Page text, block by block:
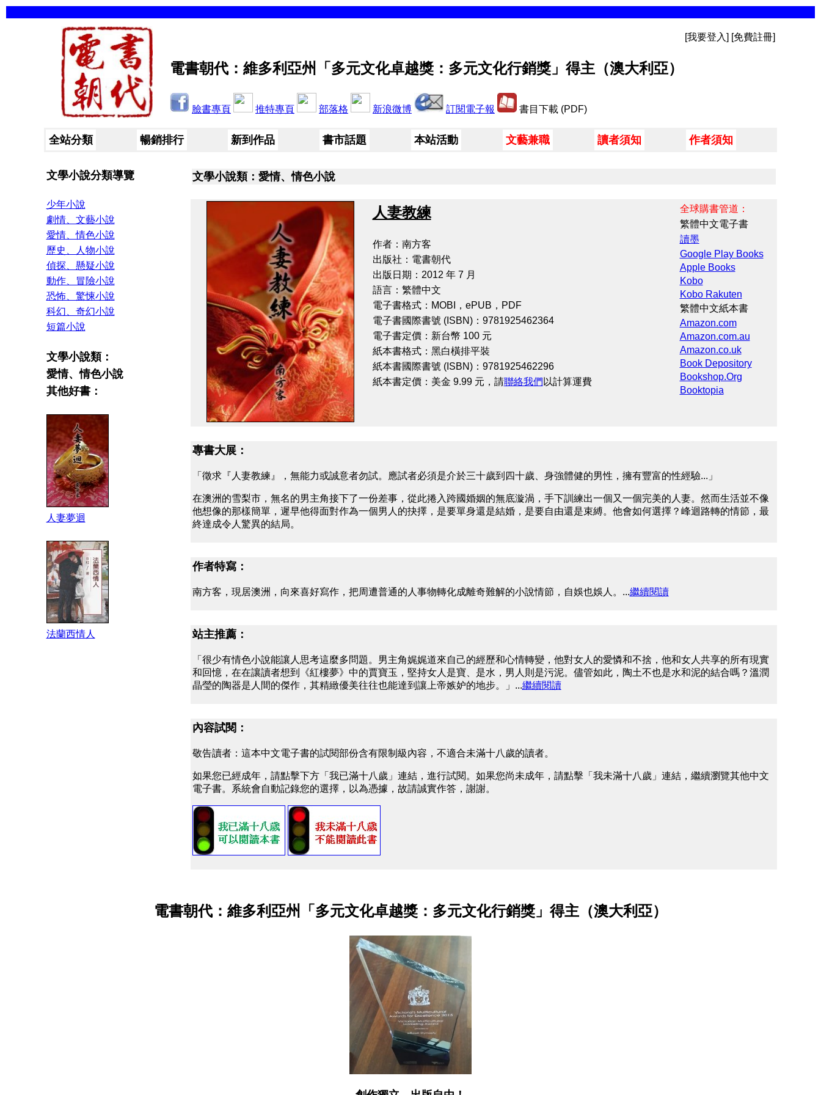
[我要登入] [免費註冊]
電書朝代：維多利亞州「多元文化卓越獎：多元文化行銷獎」得主（澳大利亞）
臉書專頁 推特專頁 部落格 新浪微博 訂閱電子報 書目下載 (PDF)
全站分類 暢銷排行 新到作品 書市話題 本站活動 文藝兼職 讀者須知 作者須知
文學小說分類導覽
少年小說
劇情、文藝小說
愛情、情色小說
歷史、人物小說
偵探、懸疑小說
動作、冒險小說
恐怖、驚悚小說
科幻、奇幻小說
短篇小說
文學小說類：
愛情、情色小說
其他好書：
人妻夢迴
法蘭西情人
文學小說類：愛情、情色小說
人妻教練
作者：南方客
出版社：電書朝代
出版日期：2012 年 7 月
語言：繁體中文
電子書格式：MOBI，ePUB，PDF
電子書國際書號 (ISBN)：9781925462364
電子書定價：新台幣 100 元
紙本書格式：黑白橫排平裝
紙本書國際書號 (ISBN)：9781925462296
紙本書定價：美金 9.99 元，請聯絡我們 以計算運費
全球購書管道：
繁體中文電子書
讀墨
Google Play Books
Apple Books
Kobo
Kobo Rakuten
繁體中文紙本書
Amazon.com
Amazon.com.au
Amazon.co.uk
Book Depository
Bookshop.Org
Booktopia
專書大展：
「徵求『人妻教練』，無能力或誠意者勿試。應試者必須是介於三十歲到四十歲、身強體健的男性，擁有豐富的性經驗...」
在澳洲的雪梨市，無名的男主角接下了一份差事，從此捲入跨國婚姻的無底漩渦，手下訓練出一個又一個完美的人妻。然而生活並不像
他想像的那樣簡單，遲早他得面對作為一個男人的抉擇，是要單身還是結婚，是要自由還是束縛。他會如何選擇？峰迴路轉的情節，最
終達成令人驚異的結局。
作者特寫：
南方客，現居澳洲，向來喜好寫作，把周遭普通的人事物轉化成離奇難解的小說情節，自娛也娛人。...繼續閱讀
站主推薦：
「很少有情色小說能讓人思考這麼多問題。男主角娓娓道來自己的經歷和心情轉變，他對女人的愛憐和不捨，他和女人共享的所有現實
和回憶，在在讓讀者想到《紅樓夢》中的賈寶玉，堅持女人是寶、是水，男人則是污泥。儘管如此，陶土不也是水和泥的結合嗎？溫潤
晶瑩的陶器是人間的傑作，其精緻優美往往也能達到讓上帝嫉妒的地步。」...繼續閱讀
內容試閱：
敬告讀者：這本中文電子書的試閱部份含有限制級內容，不適合未滿十八歲的讀者。
如果您已經成年，請點擊下方「我已滿十八歲」連結，進行試閱。如果您尚未成年，請點擊「我未滿十八歲」連結，繼續瀏覽其他中文
電子書。系統會自動記錄您的選擇，以為憑據，故請誠實作答，謝謝。
電書朝代：維多利亞州「多元文化卓越獎：多元文化行銷獎」得主（澳大利亞）